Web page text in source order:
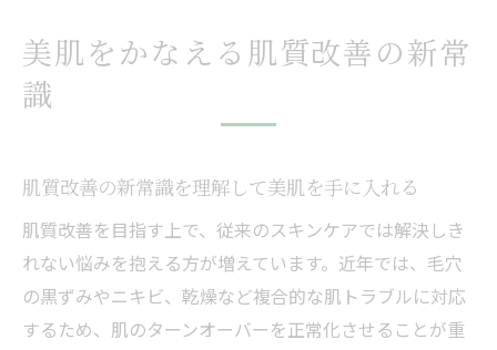
美肌をかなえる肌質改善の新常
識
肌質改善の新常識を理解して美肌を手に入れる
肌質改善を目指す上で、従来のスキンケアでは解決しき
れない悩みを抱える方が増えています。近年では、毛穴
の黒ずみやニキビ、乾燥など複合的な肌トラブルに対応
するため、肌のターンオーバーを正常化させることが重